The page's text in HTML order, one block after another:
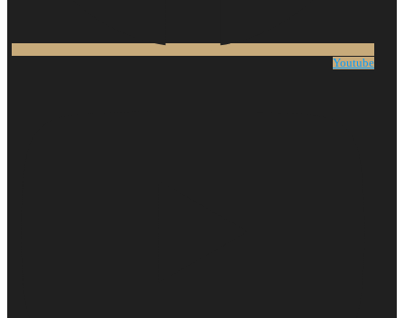
Youtube